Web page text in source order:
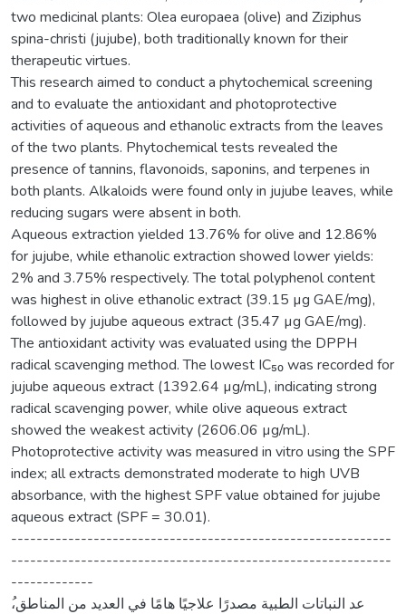
two medicinal plants: Olea europaea (olive) and Ziziphus
spina-christi (jujube), both traditionally known for their
therapeutic virtues.
This research aimed to conduct a phytochemical screening
and to evaluate the antioxidant and photoprotective
activities of aqueous and ethanolic extracts from the leaves
of the two plants. Phytochemical tests revealed the
presence of tannins, flavonoids, saponins, and terpenes in
both plants. Alkaloids were found only in jujube leaves, while
reducing sugars were absent in both.
Aqueous extraction yielded 13.76% for olive and 12.86%
for jujube, while ethanolic extraction showed lower yields:
2% and 3.75% respectively. The total polyphenol content
was highest in olive ethanolic extract (39.15 µg GAE/mg),
followed by jujube aqueous extract (35.47 µg GAE/mg).
The antioxidant activity was evaluated using the DPPH
radical scavenging method. The lowest IC₅₀ was recorded for
jujube aqueous extract (1392.64 µg/mL), indicating strong
radical scavenging power, while olive aqueous extract
showed the weakest activity (2606.06 µg/mL).
Photoprotective activity was measured in vitro using the SPF
index; all extracts demonstrated moderate to high UVB
absorbance, with the highest SPF value obtained for jujube
aqueous extract (SPF = 30.01).
------------------------------------------------------------
------------------------------------------------------------
-------------